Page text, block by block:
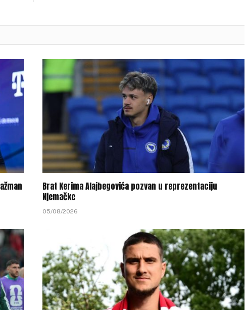
Brat Kerima Alajbegovića pozvan u reprezentaciju
Njemačke
05/08/2026